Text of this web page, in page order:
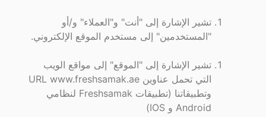
تشير الإشارة إلى "أنت" و"العملاء" و/أو
"المستخدمين" إلى مستخدم الموقع الإلكتروني.
تشير الإشارة إلى "الموقع" إلى مواقع الويب
التي تحمل عناوين URL www.freshsamak.ae
وتطبيقاتنا (تطبيقات Freshsamak لنظامي
Android و IOS)